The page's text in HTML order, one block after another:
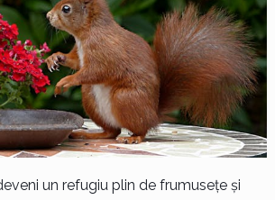
un refugiu plin de frumusețe și